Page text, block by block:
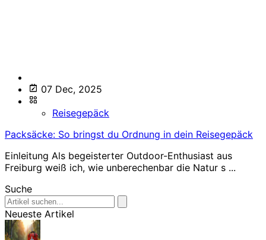
07 Dec, 2025
Reisegepäck
Packsäcke: So bringst du Ordnung in dein Reisegepäck
Einleitung Als begeisterter Outdoor-Enthusiast aus
Freiburg weiß ich, wie unberechenbar die Natur s ...
Suche
Neueste Artikel